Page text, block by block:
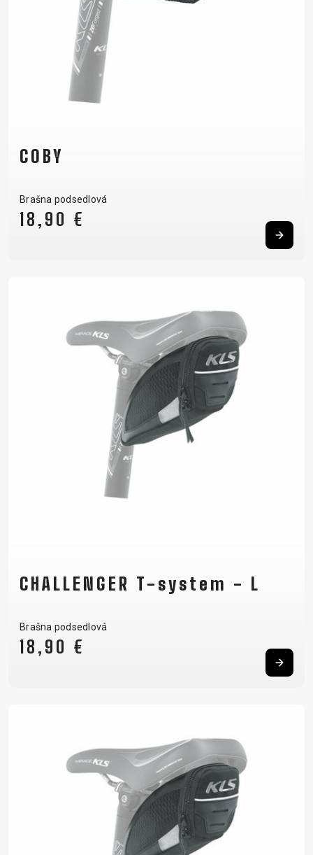
COBY
Brašna podsedlová
18,90 €
CHALLENGER T-system - L
Brašna podsedlová
18,90 €